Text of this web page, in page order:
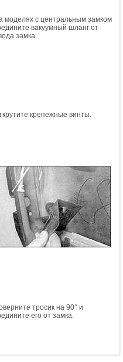
моделях с центральным замком
вакуумный шланг от
замка.
крепежные винты.
тросик на 90° и
его от замка.